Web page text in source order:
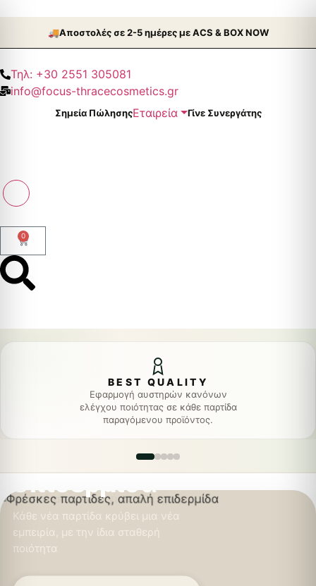
🚚Aποστολές σε 2-5 ημέρες με ACS & BOX NOW
Τηλ: +30 2551 305081
info@focus-thracecosmetics.gr
Σημεία ΠώλησηςΕταιρεία Γίνε Συνεργάτης
0
BEST QUALITY
Εφαρμογή αυστηρών κανόνων
ελέγχου ποιότητας σε κάθε παρτίδα
παραγόμενου προϊόντος.
Φρέσκες
παρτίδες,
επιδερμίδα
Κάθε νέα παρτίδα κρύβει μια νέα
εμπειρία, με την ίδια σταθερή
ποιότητα